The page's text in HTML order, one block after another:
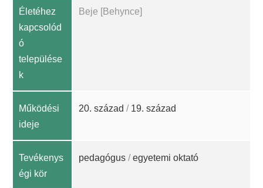
Életéhez
kapcsolód
ó
települése
k
Beje [Behynce]
Működési
ideje
20. század / 19. század
Tevékenys
égi kör
pedagógus /egyetemi oktató